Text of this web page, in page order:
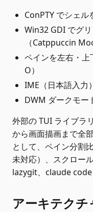
ConPTY でシェル
Win32 GDI でグ
（Catppuccin
ペインを左右・
O）
IME（日本語入力
DWM ダークモー
外部の TUI ライブラ
から画面描画まで全
として、ペイン分割
未対応）、スクロー
lazygit、claude code
アーキテクチ